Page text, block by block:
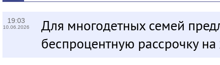
19:03
10.06.2026
Для многодетных семей
беспроцентную рассрочку